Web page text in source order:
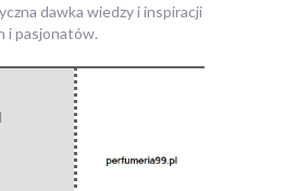
dawka wiedzy i inspiracji
i pasjonatów.